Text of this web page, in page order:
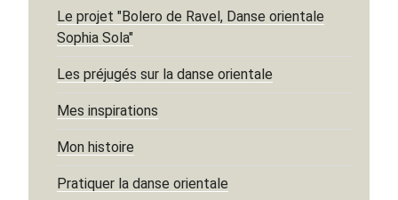
Le projet "Bolero de Ravel, Danse orientale
Sophia Sola"
Les préjugés sur la danse orientale
Mes inspirations
Mon histoire
Pratiquer la danse orientale